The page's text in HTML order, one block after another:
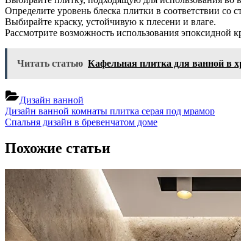
Определите уровень блеска плитки в соответствии со
Выбирайте краску, устойчивую к плесени и влаге.
Рассмотрите возможность использования эпоксидной
Читать статью Кафельная плитка для ванной в
Дизайн ванной
Навигация
по
записям
Previous
Post:
Дизайн ванной комнаты плитка серая под мрамор
Next
Спальня дизайн в бревенчатом доме
Похожие статьи